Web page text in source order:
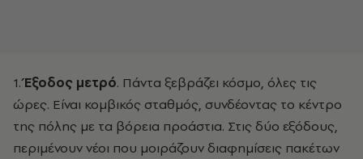
1.Έξοδος μετρό. Πάντα ξεβράζει κόσμο, όλες τις
ώρες. Είναι κομβικός σταθμός, συνδέοντας το κέντρο
της πόλης με τα βόρεια προάστια. Στις δύο εξόδους,
περιμένουν νέοι που μοιράζουν διαφημίσεις πακέτων